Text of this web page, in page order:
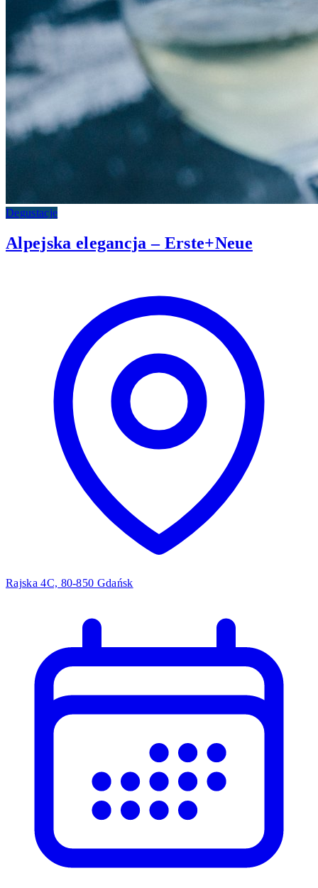
Degustacje
Alpejska elegancja – Erste+Neue
Rajska 4C, 80-850 Gdańsk